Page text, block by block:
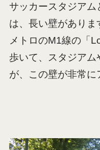
サッカースタジアム
は、長い壁がありま
メトロのM1線の「
歩いて、スタジア
が、この壁が非常に